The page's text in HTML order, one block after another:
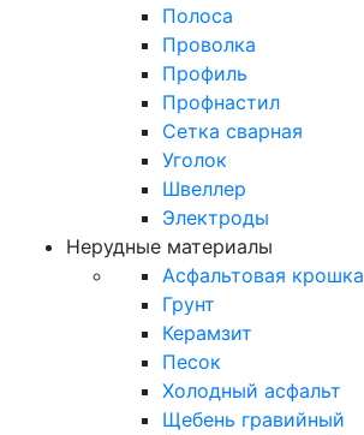
Полоса
Проволка
Профиль
Профнастил
Сетка сварная
Уголок
Швеллер
Электроды
Нерудные материалы
Асфальтовая крошка
Грунт
Керамзит
Песок
Холодный асфальт
Щебень гравийный